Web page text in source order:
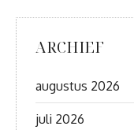
ARCHIEF
augustus 2026
juli 2026